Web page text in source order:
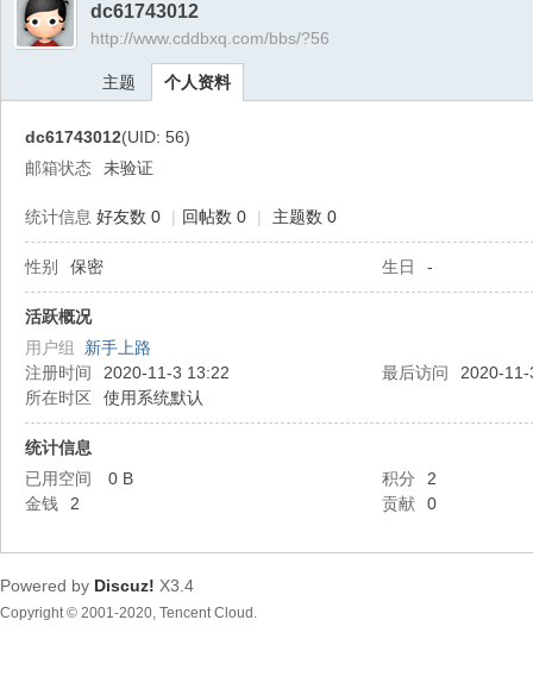
›
dc61743012
http://www.cddbxq.com/bbs/?56
主题 个人资料
dc61743012(UID: 56)
邮箱状态
未验证
统计信息 好友数 0 | 回帖数 0 | 主题数 0
性别 保密 生日 -
活跃概况
用户组 新手上路
注册时间
2020-11-3 13:22 最后访问
2020-
所在时区
使用系统默认
统计信息
已用空间
0 B 积分
2
金钱
2 贡献 0
Powered by Discuz! X3.4
Copyright © 2001-2020, Tencent Cloud.